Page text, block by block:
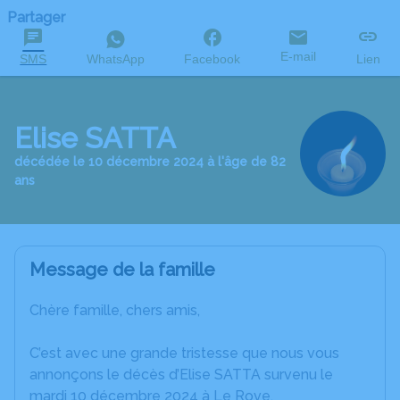
Partager
SMS WhatsApp Facebook E-mail Lien
Elise SATTA
décédée le 10 décembre 2024 à l'âge de 82
ans
Message de la famille
Chère famille, chers amis,
C’est avec une grande tristesse que nous vous
annonçons le décès d’Elise SATTA survenu le
mardi 10 décembre 2024 à Le Rove.